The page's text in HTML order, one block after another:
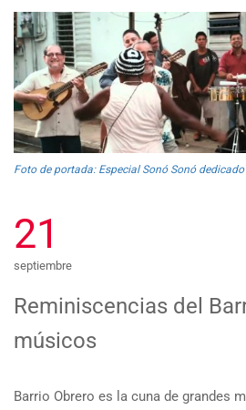
Foto de portada: Especial Sonó Sonó
21
septiembre
Reminiscencias del
músicos
Barrio Obrero es la cuna de grandes